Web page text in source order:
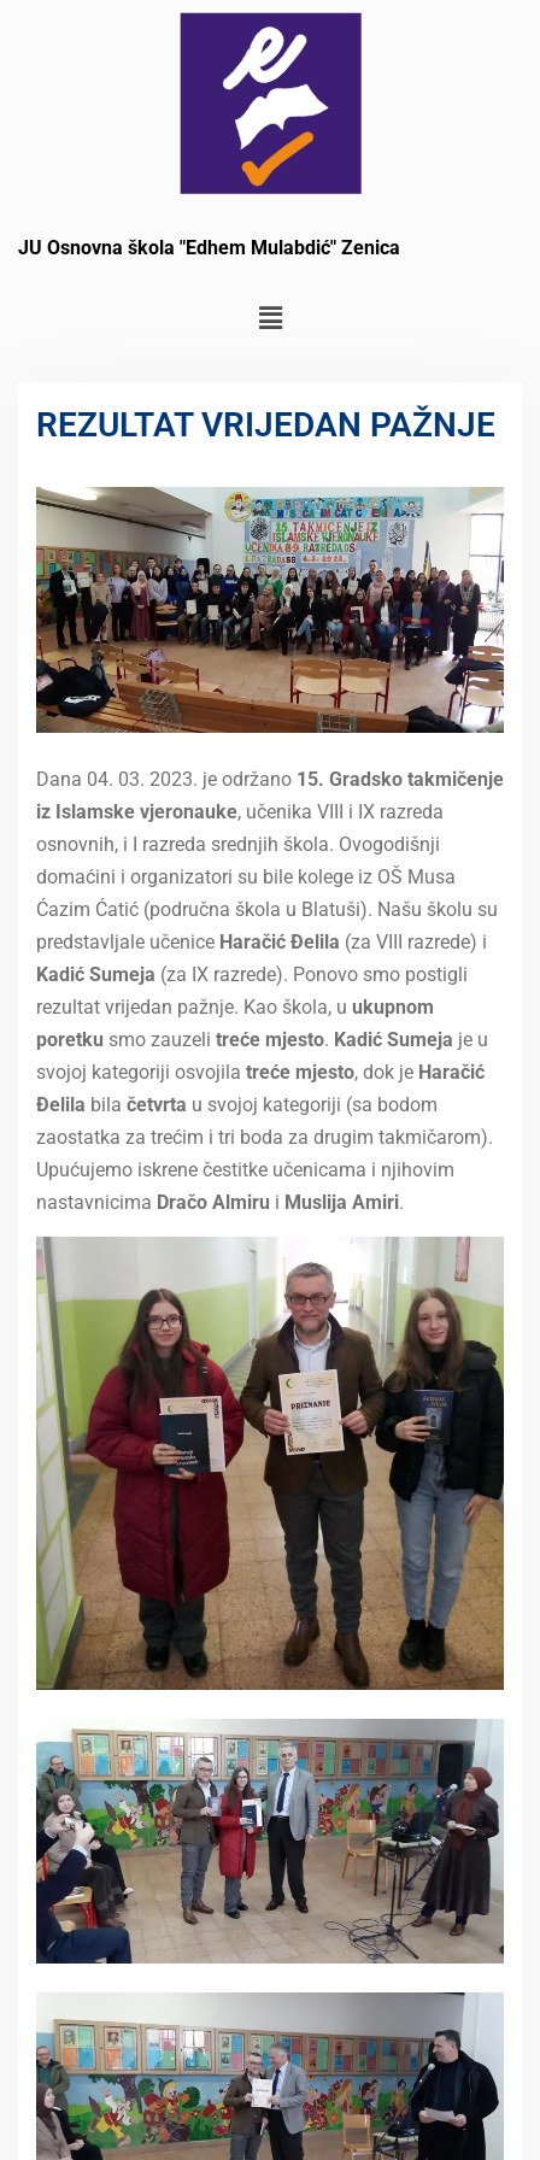
JU Osnovna škola "Edhem Mulabdić" Zenica
REZULTAT VRIJEDAN PAŽNJE
Dana 04. 03. 2023. je održano 15. Gradsko takmičenje
iz Islamske vjeronauke, učenika VIII i IX razreda
osnovnih, i I razreda srednjih škola. Ovogodišnji
domaćini i organizatori su bile kolege iz OŠ Musa
Ćazim Ćatić (područna škola u Blatuši). Našu školu su
predstavljale učenice Haračić Đelila (za VIII razrede) i
Kadić Sumeja (za IX razrede). Ponovo smo postigli
rezultat vrijedan pažnje. Kao škola, u ukupnom
poretku smo zauzeli treće mjesto. Kadić Sumeja je u
svojoj kategoriji osvojila treće mjesto, dok je Haračić
Đelila bila četvrta u svojoj kategoriji (sa bodom
zaostatka za trećim i tri boda za drugim takmičarom).
Upućujemo iskrene čestitke učenicama i njihovim
nastavnicima Dračo Almiru i Muslija Amiri.